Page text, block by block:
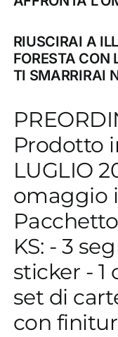
RIUSCIRAI A
FORESTA CON
TI SMARRIRAI
Prodotto
LUGLIO
omaggio
KS: - 3
sticker - 1
set di
con